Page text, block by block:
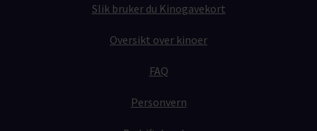
Slik bruker du Kinogavekort
Oversikt over kinoer
FAQ
Personvern